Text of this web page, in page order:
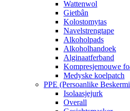
Wattenwol
Gietbân
Kolostomytas
Navelstrengtape
Alkoholpads
Alkoholhandoek
Alginaatferband
Kompresjemouwe
Medyske koelpatch
PPE (Persoanlike
Isolaasjejurk
Overall